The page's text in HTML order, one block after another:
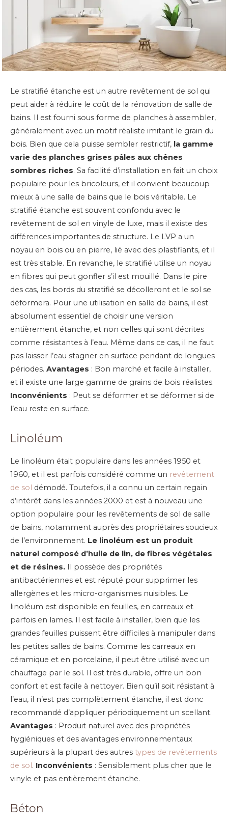
Le stratifié étanche est un autre revêtement de sol qui
peut aider à réduire le coût de la rénovation de salle de
bains. Il est fourni sous forme de planches à assembler,
généralement avec un motif réaliste imitant le grain du
bois. Bien que cela puisse sembler restrictif, la gamme
varie des planches grises pâles aux chênes
sombres riches. Sa facilité d’installation en fait un choix
populaire pour les bricoleurs, et il convient beaucoup
mieux à une salle de bains que le bois véritable. Le
stratifié étanche est souvent confondu avec le
revêtement de sol en vinyle de luxe, mais il existe des
différences importantes de structure. Le LVP a un
noyau en bois ou en pierre, lié avec des plastifiants, et il
est très stable. En revanche, le stratifié utilise un noyau
en fibres qui peut gonfler s’il est mouillé. Dans le pire
des cas, les bords du stratifié se décolleront et le sol se
déformera. Pour une utilisation en salle de bains, il est
absolument essentiel de choisir une version
entièrement étanche, et non celles qui sont décrites
comme résistantes à l’eau. Même dans ce cas, il ne faut
pas laisser l’eau stagner en surface pendant de longues
périodes. Avantages : Bon marché et facile à installer,
et il existe une large gamme de grains de bois réalistes.
Inconvénients : Peut se déformer et se déformer si de
l’eau reste en surface.
Linoléum
Le linoléum était populaire dans les années 1950 et
1960, et il est parfois considéré comme un revêtement
de sol démodé. Toutefois, il a connu un certain regain
d’intérêt dans les années 2000 et est à nouveau une
option populaire pour les revêtements de sol de salle
de bains, notamment auprès des propriétaires soucieux
de l’environnement. Le linoléum est un produit
naturel composé d’huile de lin, de fibres végétales
et de résines. Il possède des propriétés
antibactériennes et est réputé pour supprimer les
allergènes et les micro-organismes nuisibles. Le
linoléum est disponible en feuilles, en carreaux et
parfois en lames. Il est facile à installer, bien que les
grandes feuilles puissent être difficiles à manipuler dans
les petites salles de bains. Comme les carreaux en
céramique et en porcelaine, il peut être utilisé avec un
chauffage par le sol. Il est très durable, offre un bon
confort et est facile à nettoyer. Bien qu’il soit résistant à
l’eau, il n’est pas complètement étanche, il est donc
recommandé d’appliquer périodiquement un scellant.
Avantages : Produit naturel avec des propriétés
hygiéniques et des avantages environnementaux
supérieurs à la plupart des autres types de revêtements
de sol. Inconvénients : Sensiblement plus cher que le
vinyle et pas entièrement étanche.
Béton